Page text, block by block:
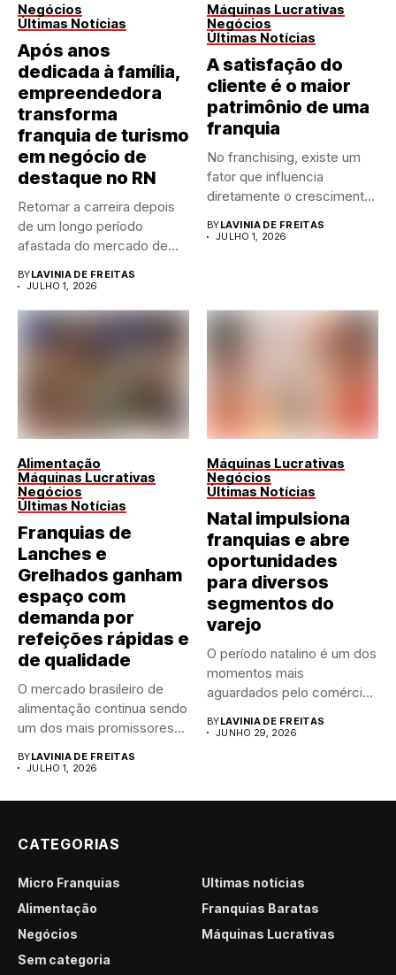
Negócios
Últimas Notícias
Após anos
dedicada à família,
empreendedora
transforma
franquia de turismo
em negócio de
destaque no RN
Retomar a carreira depois
de um longo período
afastada do mercado de...
BYLAVINIA DE FREITAS
JULHO 1, 2026
Máquinas Lucrativas
Negócios
Últimas Notícias
A satisfação do
cliente é o maior
patrimônio de uma
franquia
No franchising, existe um
fator que influencia
diretamente o crescimento
BYLAVINIA DE FREITAS
JULHO 1, 2026
Alimentação
Máquinas Lucrativas
Negócios
Últimas Notícias
Franquias de
Lanches e
Grelhados ganham
espaço com
demanda por
refeições rápidas e
de qualidade
O mercado brasileiro de
alimentação continua sendo
um dos mais promissores
BYLAVINIA DE FREITAS
JULHO 1, 2026
Máquinas Lucrativas
Negócios
Últimas Notícias
Natal impulsiona
franquias e abre
oportunidades
para diversos
segmentos do
varejo
O período natalino é um dos
momentos mais
aguardados pelo comércio
BYLAVINIA DE FREITAS
JUNHO 29, 2026
CATEGORIAS
Micro Franquias
Últimas notícias
Alimentação
Franquias Baratas
Negócios
Máquinas Lucrativas
Sem categoria